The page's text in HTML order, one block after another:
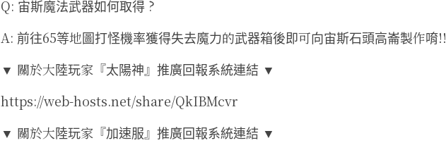
Q: 宙斯魔法武器如何取得 ?
A: 前往65等地圖打怪機率獲得失去魔力的武器箱後即可向宙斯石頭高崙製作唷!!
▼ 關於大陸玩家『太陽神』推廣回報系統連結 ▼
https://web-hosts.net/share/QkIBMcvr
▼ 關於大陸玩家『加速服』推廣回報系統連結 ▼